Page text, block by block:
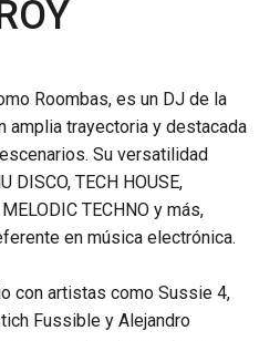
Roombas, es un DJ de la
amplia trayectoria y destacada
Su versatilidad
DISCO, TECH HOUSE,
TECHNO y más,
en música electrónica.
con artistas como Sussie 4,
Fussible y Alejandro